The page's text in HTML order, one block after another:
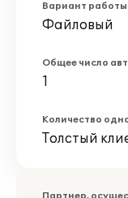
Вариант работы
Файловый
Общее число
1
Количество
Толстый